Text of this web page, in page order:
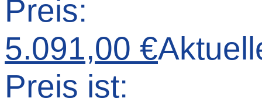
Preis:
5.091,00 €
Preis ist: